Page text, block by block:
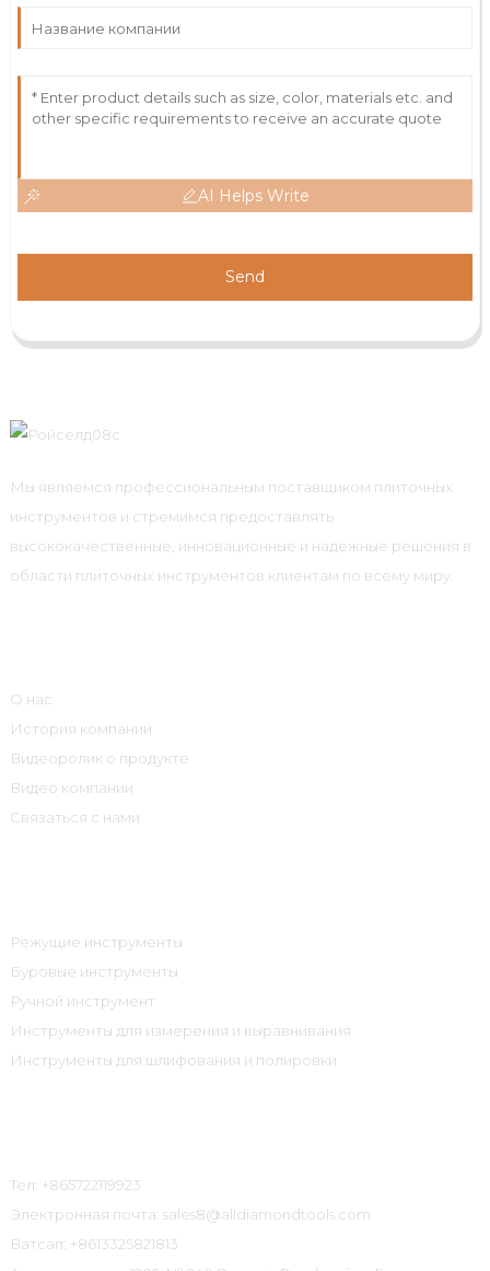
AI Helps Write
Send
Мы являемся профессиональным поставщиком плиточных
инструментов и стремимся предоставлять
высококачественные, инновационные и надежные решения в
области плиточных инструментов клиентам по всему миру.
О нас
История компании
Видеоролик о продукте
Видео компании
Связаться с нами
Режущие инструменты
Буровые инструменты
Ручной инструмент
Инструменты для измерения и выравнивания
Инструменты для шлифования и полировки
Тел: +865722119923
Электронная почта: sales8@alldiamondtools.com
Ватсап: +8613325821813